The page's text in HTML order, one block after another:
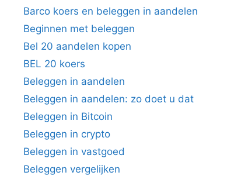
Barco koers en beleggen in aandelen
Beginnen met beleggen
Bel 20 aandelen kopen
BEL 20 koers
Beleggen in aandelen
Beleggen in aandelen: zo doet u dat
Beleggen in Bitcoin
Beleggen in crypto
Beleggen in vastgoed
Beleggen vergelijken